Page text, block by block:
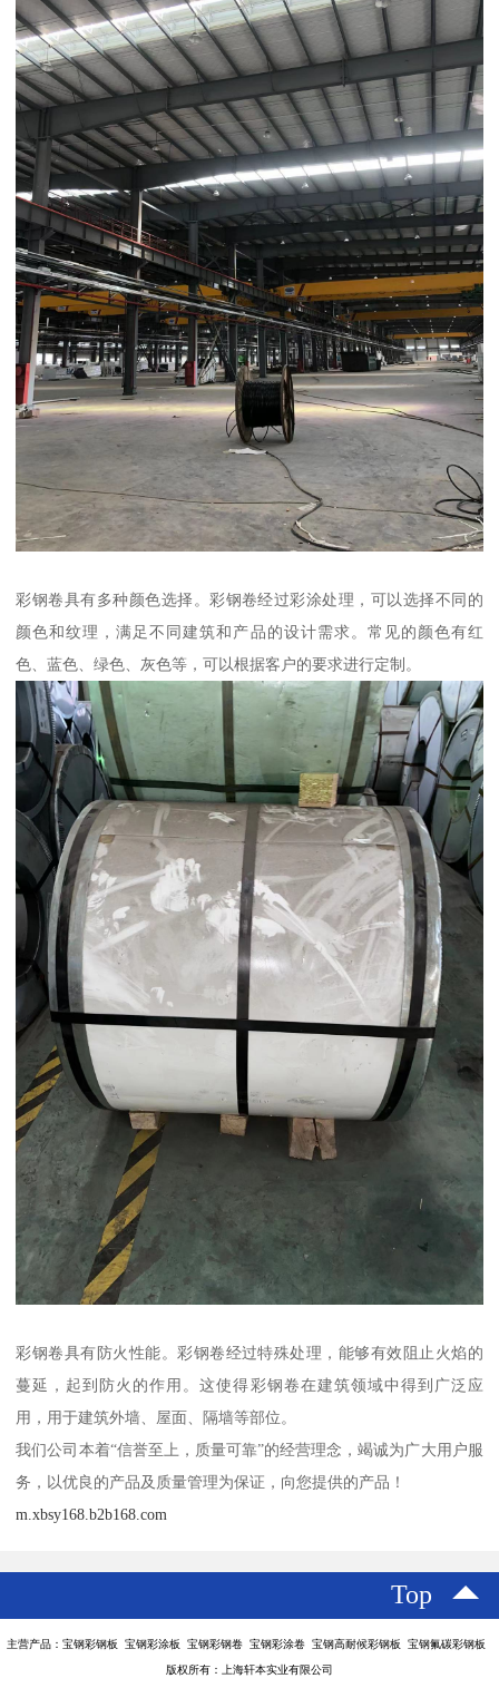
彩钢卷具有多种颜色选择。彩钢卷经过彩涂处理，可以选择不同的
颜色和纹理，满足不同建筑和产品的设计需求。常见的颜色有红
色、蓝色、绿色、灰色等，可以根据客户的要求进行定制。
彩钢卷具有防火性能。彩钢卷经过特殊处理，能够有效阻止火焰的
蔓延，起到防火的作用。这使得彩钢卷在建筑领域中得到广泛应
用，用于建筑外墙、屋面、隔墙等部位。
我们公司本着“信誉至上，质量可靠”的经营理念，竭诚为广大用户服
务，以优良的产品及质量管理为保证，向您提供的产品！
m.xbsy168.b2b168.com
Top
主营产品：宝钢彩钢板 宝钢彩涂板 宝钢彩钢卷 宝钢彩涂卷 宝钢高耐候彩钢板 宝钢氟碳彩钢板
版权所有：上海轩本实业有限公司